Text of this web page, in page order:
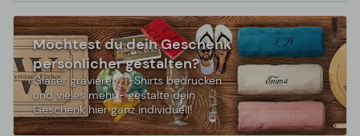
Möchtest du dein Geschenk
persönlicher gestalten?
Gläser gravieren, T-Shirts bedrucken
und vieles mehr - gestalte dein
Geschenk hier ganz individuell!